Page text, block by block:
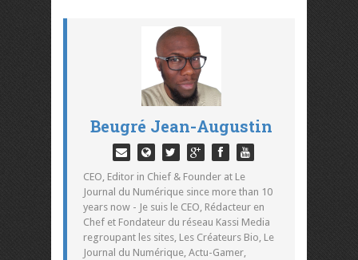
Beugré Jean-Augustin
CEO, Editor in Chief & Founder at Le
Journal du Numérique since more than 10
years now - Je suis le CEO, Rédacteur en
Chef et Fondateur du réseau Kassi Media
regroupant les sites, Les Créateurs Bio, Le
Journal du Numérique, Actu-Gamer,